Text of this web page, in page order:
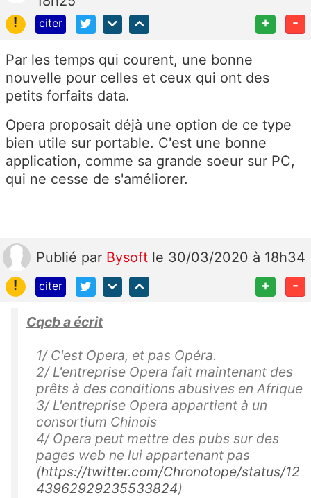
!
citer + -
Par les temps qui courent, une bonne
nouvelle pour celles et ceux qui ont des
petits forfaits data.
Opera proposait déjà une option de ce type
bien utile sur portable. C'est une bonne
application, comme sa grande soeur sur PC,
qui ne cesse de s'améliorer.
Publié par Bysoft le 30/03/2020 à 18h34
!
citer + -
Cqcb a écrit
1/ C'est Opera, et pas Opéra.
2/ L'entreprise Opera fait maintenant des
prêts à des conditions abusives en Afrique
3/ L'entreprise Opera appartient à un
consortium Chinois
4/ Opera peut mettre des pubs sur des
pages web ne lui appartenant pas
(https://twitter.com/Chronotope/status/12
43962929235533824)